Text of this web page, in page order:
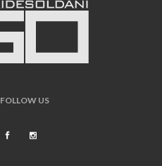
FOLLOW US